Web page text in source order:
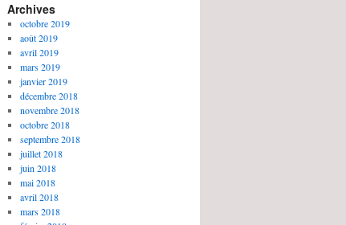
Archives
octobre 2019
août 2019
avril 2019
mars 2019
janvier 2019
décembre 2018
novembre 2018
octobre 2018
septembre 2018
juillet 2018
juin 2018
mai 2018
avril 2018
mars 2018